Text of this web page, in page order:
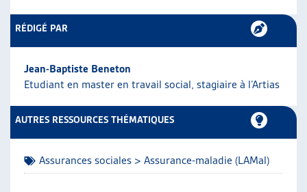
PROJETS ET ACTIVITÉS
RÉDIGÉ PAR
Jean-Baptiste Beneton
Etudiant en master en travail social, stagiaire à l’Artias
AUTRES RESSOURCES THÉMATIQUES
Assurances sociales > Assurance-maladie (LAMal)